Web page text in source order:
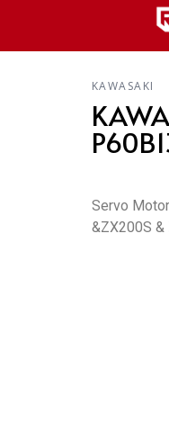
KAWASAKI
Servo
&ZX200S